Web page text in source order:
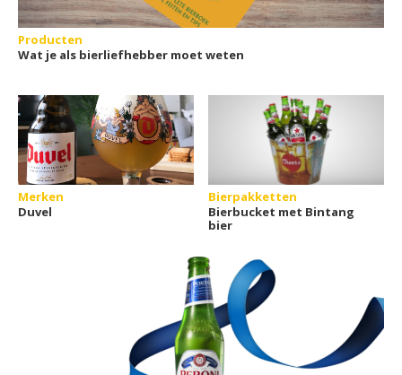
Producten
Wat je als bierliefhebber moet weten
Merken
Duvel
Bierpakketten
Bierbucket met Bintang
bier